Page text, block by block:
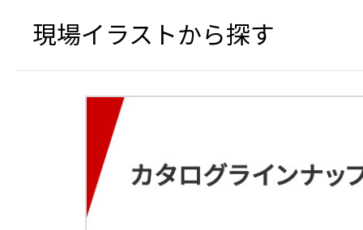
現場イラストから探す